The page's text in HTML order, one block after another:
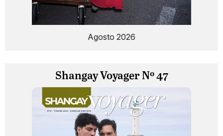
Agosto 2026
Shangay Voyager Nº 47